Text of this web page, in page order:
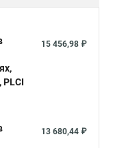
PLСI
15 456,98 ₽
13 680,44 ₽